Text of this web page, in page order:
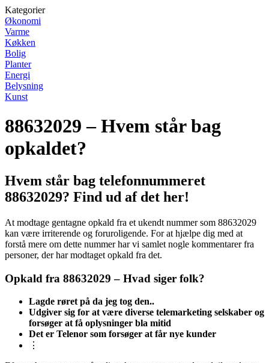
Kategorier
Økonomi
Varme
Køkken
Bolig
Planter
Energi
Belysning
Kunst
88632029 – Hvem står bag
opkaldet?
Hvem står bag telefonnummeret
88632029? Find ud af det her!
At modtage gentagne opkald fra et ukendt nummer som 88632029
kan være irriterende og foruroligende. For at hjælpe dig med at
forstå mere om dette nummer har vi samlet nogle kommentarer fra
personer, der har modtaget opkald fra det.
Opkald fra 88632029 – Hvad siger folk?
Lagde røret på da jeg tog den..
Udgiver sig for at være diverse telemarketing selskaber og
forsøger at få oplysninger bla mitid
Det er Telenor som forsøger at får nye kunder
⋮